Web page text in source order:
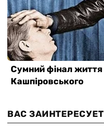
ВАС ЗАИНТЕРЕСУЕТ